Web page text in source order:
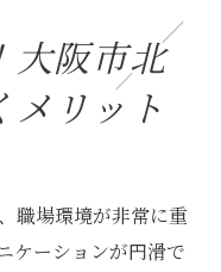
大阪市北
リット
職場環境が非常に重
ケーションが円滑で